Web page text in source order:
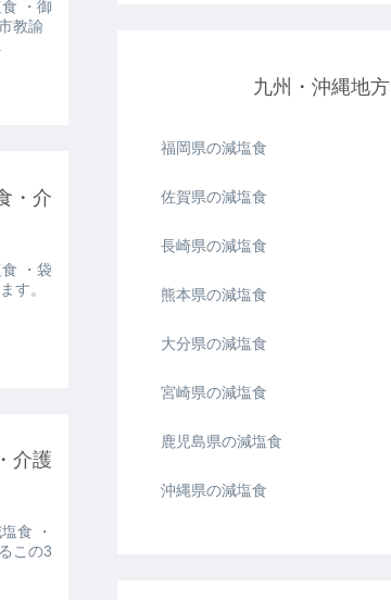
・御
教諭
・介
・袋
す。
介護
食 ・
この3
九州・沖縄地方
福岡県の減塩食
佐賀県の減塩食
長崎県の減塩食
熊本県の減塩食
大分県の減塩食
宮崎県の減塩食
鹿児島県の減塩食
沖縄県の減塩食